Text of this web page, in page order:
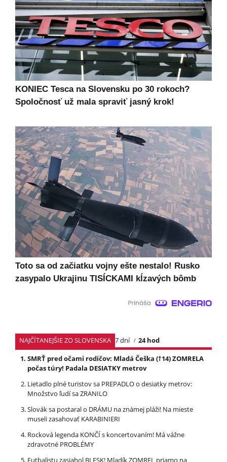
KONIEC Tesca na Slovensku po 30 rokoch?
Spoločnosť už mala spraviť jasný krok!
Toto sa od začiatku vojny ešte nestalo! Rusko
zasypalo Ukrajinu TISÍCKAMI kĺzavých bômb
NAJČÍTANEJŠIE ZO SLOVENSKA 7 dní
24 hod
SMRŤ pred očami rodičov: Mladá Češka (†14) ZOMRELA
počas túry! Padala DESIATKY metrov
Lietadlo plné turistov sa PREPADLO o desiatky metrov:
Množstvo ľudí sa ZRANILO
Slovák sa postaral o DRÁMU na známej pláži! Na mieste
museli zasahovať KARABINIERI
Rocková legenda KONČÍ s koncertovaním! Má vážne
zdravotné PROBLÉMY
Futbalistu zasiahol BLESK! Mladík ZOMREL priamo na